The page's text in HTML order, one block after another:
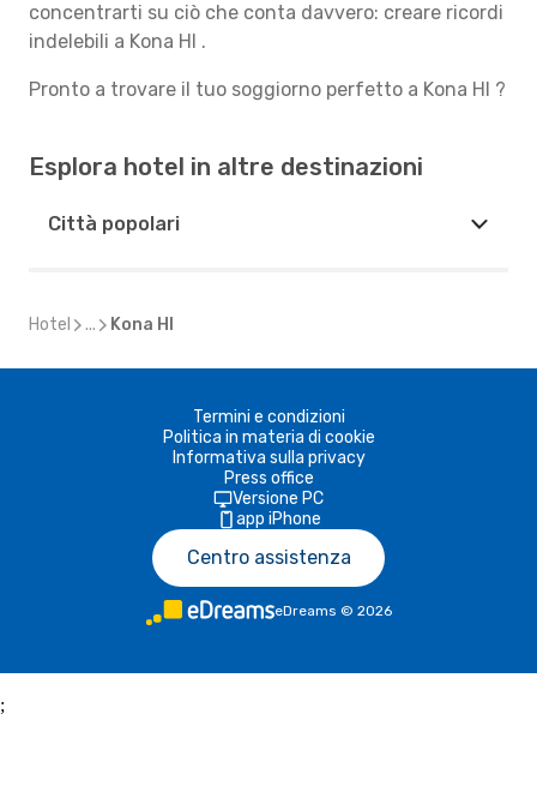
concentrarti su ciò che conta davvero: creare ricordi
indelebili a Kona HI .
Pronto a trovare il tuo soggiorno perfetto a Kona HI ?
Esplora hotel in altre destinazioni
Città popolari
Hotel ... Kona HI
Termini e condizioni
Politica in materia di cookie
Informativa sulla privacy
Press office
Versione PC
app iPhone
Centro assistenza
eDreams © 2026
;